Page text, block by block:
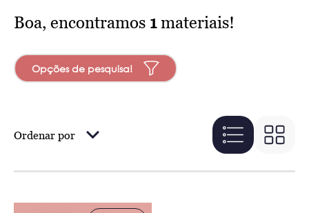
Boa, encontramos 1materiais!
Opções de pesquisa!
Ordenar por